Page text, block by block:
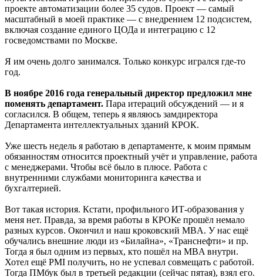
проекте автоматизации более 35 судов. Проект — самый
масштабный в моей практике — с внедрением 12 подсистем,
включая создание единого ЦОДа и интеграцию с 12
госведомствами по Москве.
Я им очень долго занимался. Только конкурс игрался где-то
год.
В ноябре 2016 года генеральный директор предложил мне
поменять департамент. Пара итераций обсуждений — и я
согласился. В общем, теперь я являюсь замдиректора
Департамента интеллектуальных зданий КРОК.
Уже шесть недель я работаю в департаменте, к моим прямым
обязанностям относится проектный учёт и управление, работа
с менеджерами. Чтобы всё было в плюсе. Работа с
внутренними службами мониторинга качества и
бухгалтерией.
Вот такая история. Кстати, профильного ИТ-образования у
меня нет. Правда, за время работы в КРОКе прошёл немало
разных курсов. Окончил и наш кроковский MBA. У нас ещё
обучались внешние люди из «Билайна», «Транснефти» и пр.
Тогда я был одним из первых, кто пошёл на MBA внутри.
Хотел ещё PMI получить, но не успевал совмещать с работой.
Тогда ПМбук был в третьей редакции (сейчас пятая), взял его.